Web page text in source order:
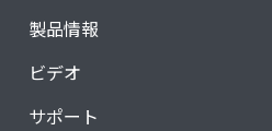
製品情報
ビデオ
サポート